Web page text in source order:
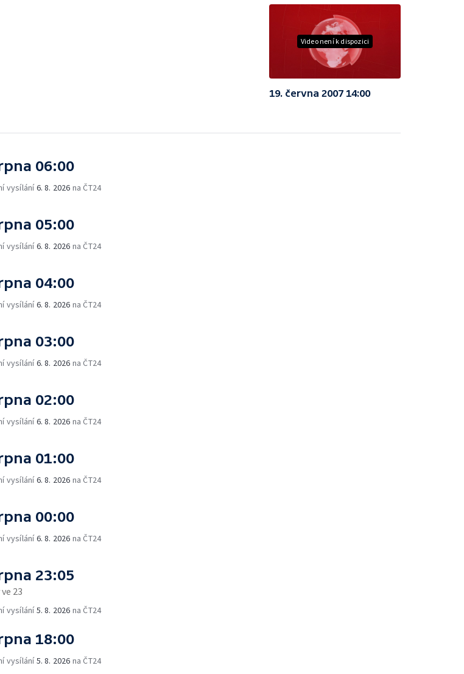
Video není k dispozici
19. června 2007 14:00
06:00
vysílání6. 8. 2026 na ČT24
05:00
vysílání6. 8. 2026 na ČT24
04:00
vysílání6. 8. 2026 na ČT24
03:00
vysílání6. 8. 2026 na ČT24
02:00
vysílání6. 8. 2026 na ČT24
01:00
vysílání6. 8. 2026 na ČT24
00:00
vysílání6. 8. 2026 na ČT24
23:05
23
vysílání5. 8. 2026 na ČT24
18:00
vysílání5. 8. 2026 na ČT24